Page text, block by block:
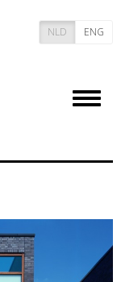
NLD ENG